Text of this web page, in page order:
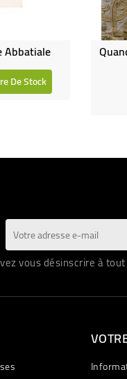
Abbatiale
De Stock
vous désinscrire à